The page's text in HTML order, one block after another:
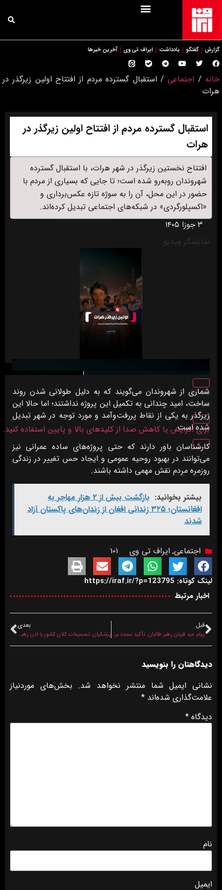
گزارش گفتگو یادداشت ایراف تی وی آخرین خبرها
خانه / اجتماعی/ استقبال گسترده مردم از افتتاح اولین زیرگذر در
هرات
استقبال گسترده مردم از افتتاح اولین زیرگذر در
هرات
افتتاح نخستین زیرگذر در شهر هرات، با استقبال گسترده
شهروندان روبه‌رو شده است؛ تا جایی که بسیاری از مردم با
حضور در این محل، آن را به سوژه تازه عکس‌برداری و
«اکسپلورگردی» در شبکه‌های اجتماعی تبدیل کرده‌اند.
۳ جوزا ۱۴۰۵
نمایشگر ویدیو
00:00
00:00
برای افزایش یا کاهش صدا از کلیدهای بالا و پایین استفاده کنید.
شماری از شهروندان می‌گویند که به دلیل طولانی شدن روند
ساخت، امید چندانی به تکمیل این پروژه نداشتند؛ اما حالا این
زیرگذر به یکی از نقاط پررفت‌وآمد و مورد توجه در شهر تبدیل
شده است.
کارشناسان باور دارند که حتی پروژه‌های ساده عمرانی نیز
می‌توانند در بهبود روحیه عمومی و ایجاد حس تغییر در زندگی
روزمره مردم نقش مهمی داشته باشند.
بیشتر بخوانید:
بازگشت بیش از ۲ هزار مهاجر به
افغانستان؛ ۳۲۵ زندانی افغان از زندان‌های پاکستان آزاد
شدند
اجتماعی, ایراف تی وی ۱۰۱
لینک کوتاه: https://iraf.ir/?p=123795
اخبار مرتبط
قبل
پیام عید قربان رهبر طالبان: تأکید مجدد بر اطاعت و دفاع از حاکمیت
بعدی
پزشکیان: تصمیمات کلان کشور با اذن رهبری اتخاذ می‌شود
دیدگاهتان را بنویسید
نشانی ایمیل شما منتشر نخواهد شد. بخش‌های موردنیاز
علامت‌گذاری شده‌اند *
دیدگاه *
نام
ایمیل